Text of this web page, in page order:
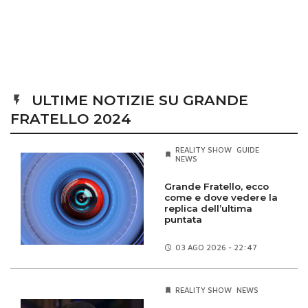
ULTIME NOTIZIE SU GRANDE
FRATELLO 2024
REALITY SHOW
GUIDE
NEWS
Grande Fratello, ecco
come e dove vedere la
replica dell’ultima
puntata
03 AGO 2026 - 22:47
REALITY SHOW NEWS